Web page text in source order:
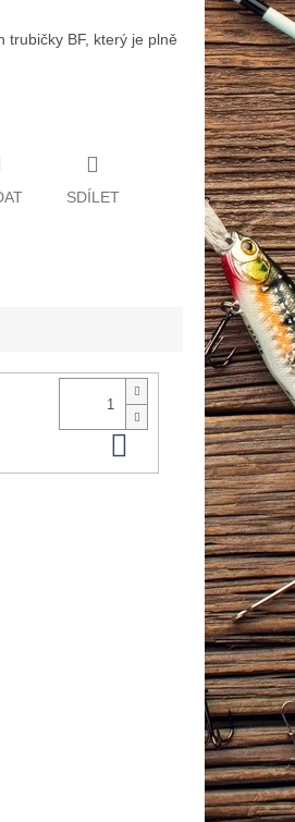
BF, který je plně
SDÍLET
Do košíku